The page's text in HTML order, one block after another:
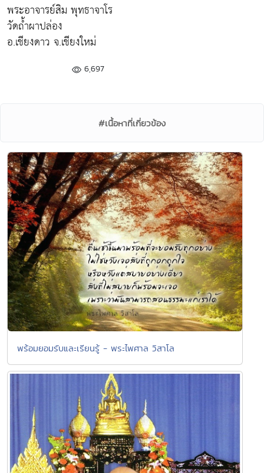
พระอาจารย์สิม พุทธาจาโร
วัดถ้ำผาปล่อง
อ.เชียงดาว จ.เชียงใหม่
6,697
#เนื้อหาที่เกี่ยวข้อง
พร้อมยอมรับและเรียนรู้ - พระไพศาล วิสาโล